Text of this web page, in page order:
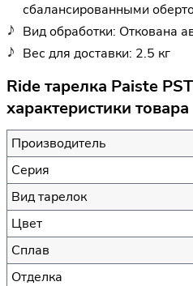
сбалансированными
Вид обработки: Откована
Вес для доставки: 2.5 кг
Ride тарелка Paiste
характеристики товара
Производитель
Серия
Вид тарелок
Цвет
Сплав
Отделка